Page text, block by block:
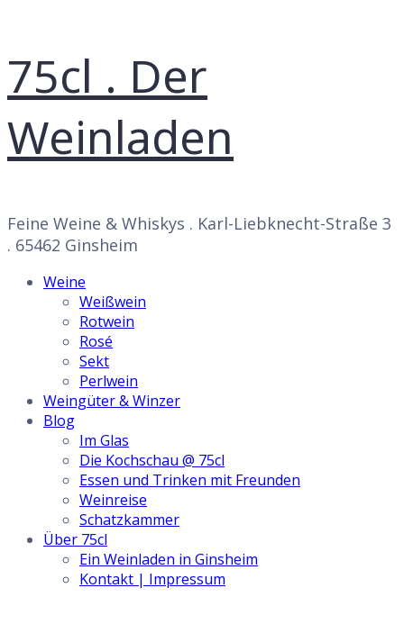
75cl . Der
Weinladen
Feine Weine & Whiskys . Karl-Liebknecht-Straße 3
. 65462 Ginsheim
Weine
Weißwein
Rotwein
Rosé
Sekt
Perlwein
Weingüter & Winzer
Blog
Im Glas
Die Kochschau @ 75cl
Essen und Trinken mit Freunden
Weinreise
Schatzkammer
Über 75cl
Ein Weinladen in Ginsheim
Kontakt | Impressum